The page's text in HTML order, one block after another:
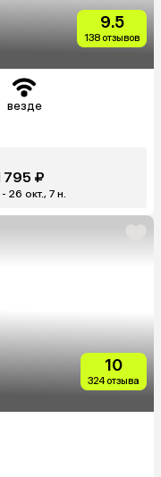
9.5
138 отзывов
везде
795 ₽
- 26 окт., 7 н.
10
324 отзыва